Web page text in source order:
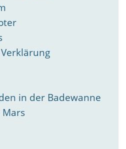
in der Badewanne
Mars